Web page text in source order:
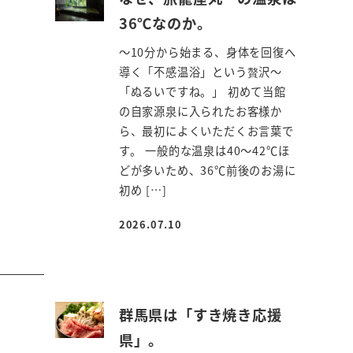
36℃なのか。
～10分から始まる、身体を回復へ
導く「不感温浴」という贅沢～
「ぬるいですね。」 初めて当館
の自家源泉に入られたお客様か
ら、最初によくいただくお言葉で
す。 一般的な温泉は40～42℃ほ
どが多いため、36℃前後のお湯に
初め […]
投稿日
2026.07.10
群馬県は「すき焼き応援
県」。